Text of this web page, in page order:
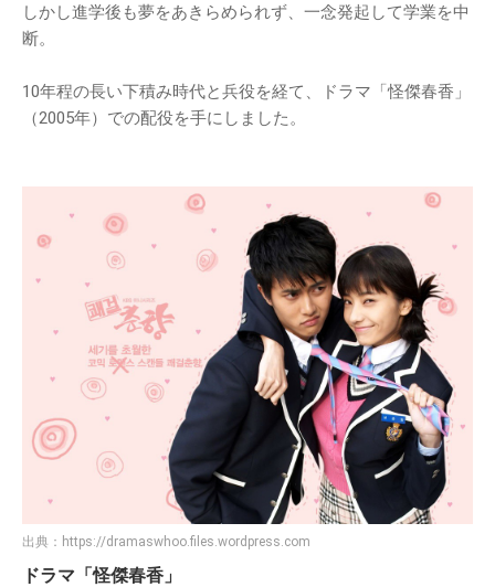
しかし進学後も夢をあきらめられず、一念発起して学業を中
断。
10年程の長い下積み時代と兵役を経て、ドラマ「怪傑春香」
（2005年）での配役を手にしました。
出典： https://dramaswhoo.files.wordpress.com
ドラマ「怪傑春香」